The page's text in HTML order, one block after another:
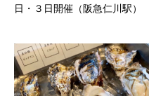
日・３日開催（阪急仁川駅）